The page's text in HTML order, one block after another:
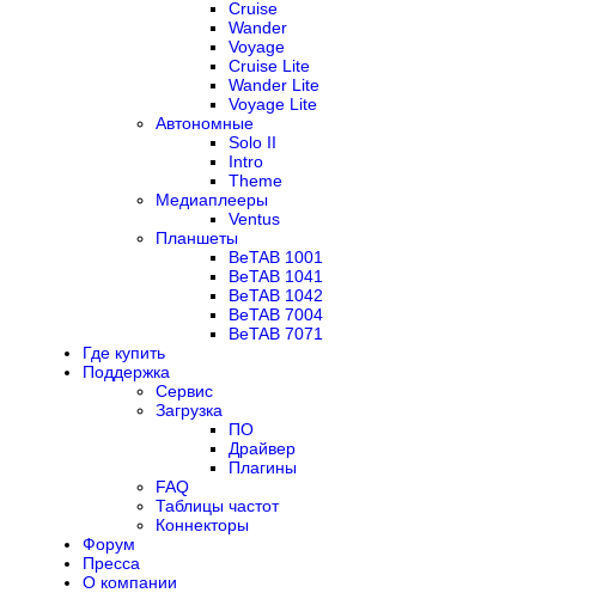
Cruise
Wander
Voyage
Cruise Lite
Wander Lite
Voyage Lite
Автономные
Solo II
Intro
Theme
Медиаплееры
Ventus
Планшеты
BeTAB 1001
BeTAB 1041
BeTAB 1042
BeTAB 7004
BeTAB 7071
Где купить
Поддержка
Сервис
Загрузка
ПО
Драйвер
Плагины
FAQ
Таблицы частот
Коннекторы
Форум
Пресса
О компании